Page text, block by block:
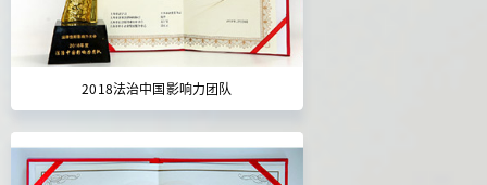
2018法治中国影响力团队